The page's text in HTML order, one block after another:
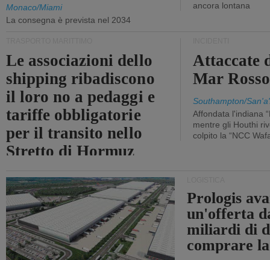
Monaco/Miami
La consegna è prevista nel 2034
ancora lontana
Le associazioni dello
shipping ribadiscono
il loro no a pedaggi e
tariffe obbligatorie
per il transito nello
Stretto di Hormuz
Attaccate
Mar Rosso
Southampton/
Affondata l'indiana
mentre gli Houthi
colpito la “NCC
Prologis
un'offerta
miliardi di
comprare